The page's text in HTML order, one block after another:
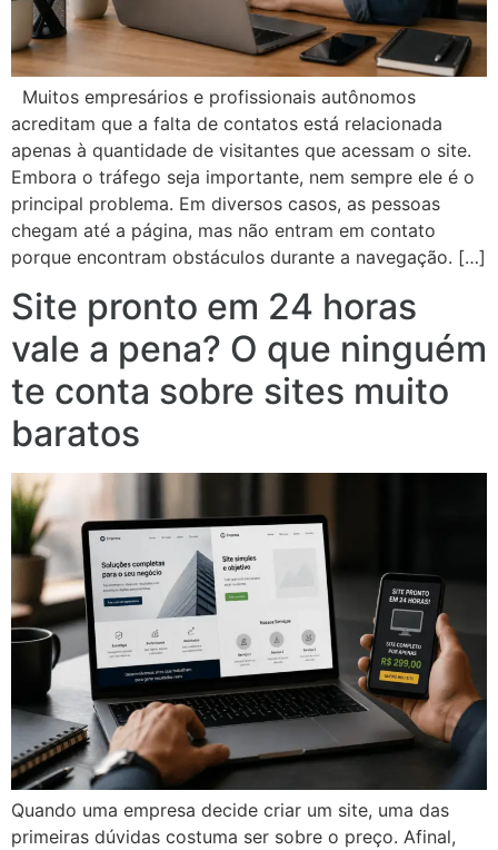
Muitos empresários e profissionais autônomos
acreditam que a falta de contatos está relacionada
apenas à quantidade de visitantes que acessam o site.
Embora o tráfego seja importante, nem sempre ele é o
principal problema. Em diversos casos, as pessoas
chegam até a página, mas não entram em contato
porque encontram obstáculos durante a navegação. […]
Site pronto em 24 horas
vale a pena? O que ninguém
te conta sobre sites muito
baratos
Quando uma empresa decide criar um site, uma das
primeiras dúvidas costuma ser sobre o preço. Afinal,